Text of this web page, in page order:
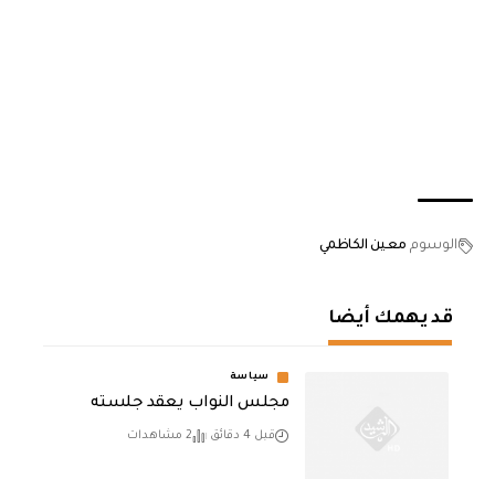
الوسوم معين الكاظمي
قد يهمك أيضا
سياسة
مجلس النواب يعقد جلسته
قبل 4 دقائق 2 مشاهدات